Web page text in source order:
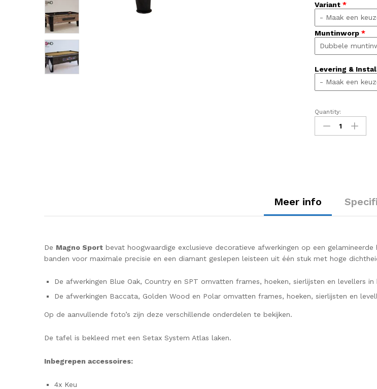
*
Variant
*
Muntinworp
Levering &
Magno
Sport
quantity
Quantity:
Meer info
De Magno Sport bevat hoogwaardige exclusieve decoratieve afwerkingen op een
banden voor maximale precisie en een diamant geslepen leisteen uit één stuk met hoge
De afwerkingen Blue Oak, Country en SPT omvatten frames, hoeken, sierlijsten en levellers in
De afwerkingen Baccata, Golden Wood en Polar omvatten frames, hoeken, sierlijsten en
Op de aanvullende foto’s zijn deze verschillende onderdelen te bekijken.
De tafel is bekleed met een Setax System Atlas laken.
Inbegrepen accessoires:
4x Keu